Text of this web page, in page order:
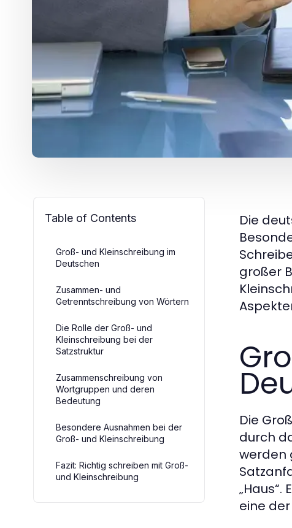
Table of Contents
Groß- und Kleinschreibung im
Deutschen
Zusammen- und
Getrenntschreibung von Wörtern
Die Rolle der Groß- und
Kleinschreibung bei der
Satzstruktur
Zusammenschreibung von
Wortgruppen und deren
Bedeutung
Besondere Ausnahmen bei der
Groß- und Kleinschreibung
Fazit: Richtig schreiben mit Groß-
und Kleinschreibung
Die
großer
Die
durch
werden
eine